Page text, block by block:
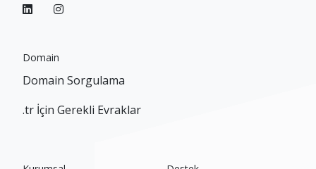
Domain
Domain Sorgulama
.tr İçin Gerekli Evraklar